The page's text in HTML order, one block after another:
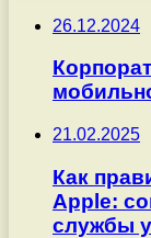
26.12.2024
21.02.2025
Как
Apple:
службы